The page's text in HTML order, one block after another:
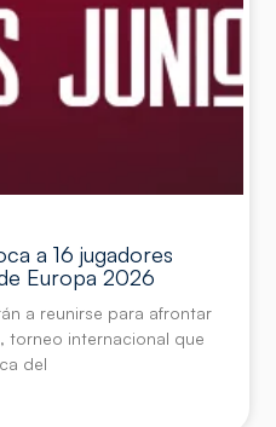
a 16 jugadores
Europa 2026
a reunirse para afrontar
torneo internacional que
del